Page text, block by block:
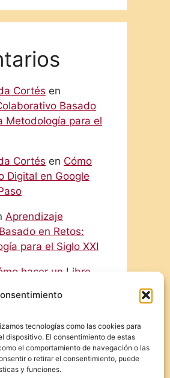
tecnologías como las cookies para
dispositivo. El consentimiento de estas
el comportamiento de navegación o las
o retirar el consentimiento, puede
y funciones.
Cortés en
Basado
Metodología para el
Cortés en Cómo
Digital en Google
Aprendizaje
en Retos:
para el Siglo XXI
hacer un Libro
Cárdenasen
entre las
Una Guía Detallada